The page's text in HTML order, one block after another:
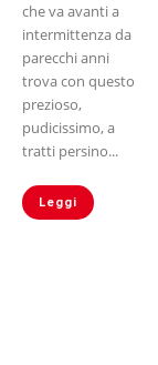
che va avanti a
intermittenza da
parecchi anni
trova con questo
prezioso,
pudicissimo, a
tratti persino...
Leggi